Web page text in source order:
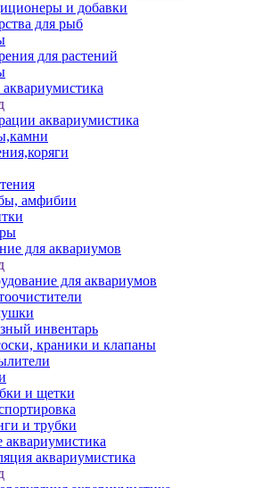
и добавки
для рыб
для растений
аквариумистика
амфибии
для аквариумов
для аквариумов
инвентарь
краники и клапаны
и щетки
и трубки
аквариумистика